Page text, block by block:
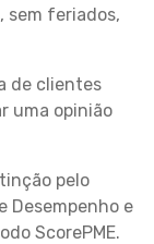
sem feriados,
de clientes
uma opinião
pelo
Desempenho e
ScorePME.